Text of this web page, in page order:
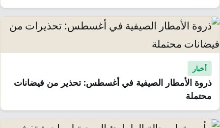
أخبار
ذروة الأمطار الصيفية في أغسطس: تحذير من فيضانات
محتملة